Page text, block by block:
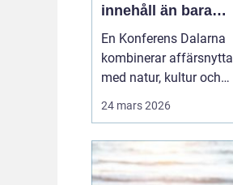
innehåll än bara
agendan
En Konferens Dalarna
kombinerar affärsnytta
med natur, kultur och
Regionen lockar med
kort restid från
24 mars 2026